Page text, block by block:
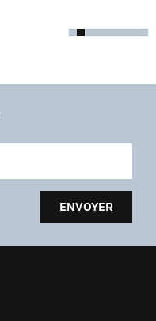
ENVOYER